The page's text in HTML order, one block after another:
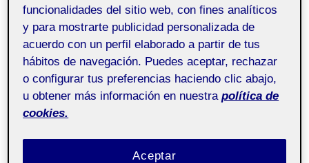
Pública
(Esta publicación se ha generado
automáticamente y la puede ver todo el mundo)
¡Hola!
funcionalidades del sitio web, con fines analíticos
y para mostrarte publicidad personalizada de
acuerdo con un perfil elaborado a partir de tus
hábitos de navegación. Puedes aceptar, rechazar
o configurar tus preferencias haciendo clic abajo,
u obtener más información en nuestra política de
cookies.
Aceptar